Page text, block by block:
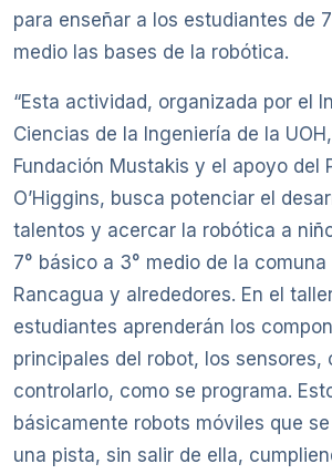
para enseñar a los estudiantes de
medio las bases de la robótica.
“Esta actividad, organizada por el
Ciencias de la Ingeniería de la
Fundación Mustakis y el apoyo del
O’Higgins, busca potenciar el
talentos y acercar la robótica a
7° básico a 3° medio de la comuna
Rancagua y alrededores. En el
estudiantes aprenderán los
principales del robot, los sensores,
controlarlo, como se programa.
básicamente robots móviles que
una pista, sin salir de ella,